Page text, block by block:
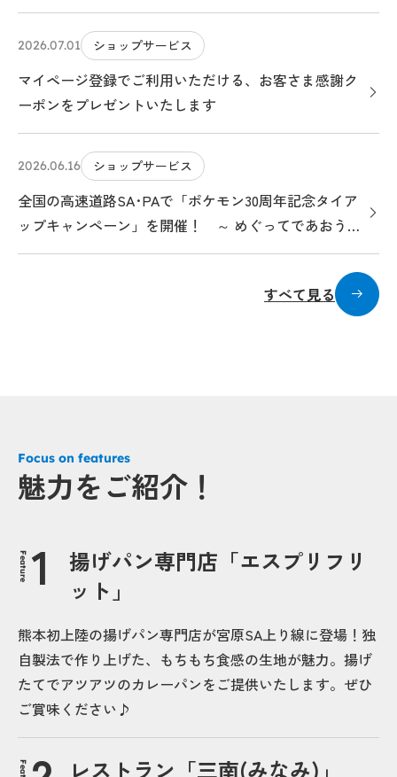
2026.07.01 ショップサービス
マイページ登録でご利用いただける、お客さま感謝ク
ーポンをプレゼントいたします
2026.06.16 ショップサービス
全国の高速道路SA･PAで「ポケモン30周年記念タイア
ップキャンペーン」を開催！ ～ めぐってであおう！
ポケモンサービスエリアのたび ～
すべて見る
Focus on features
魅力をご紹介！
Feature
揚げパン専門店「エスプリフリ
ット」
熊本初上陸の揚げパン専門店が宮原SA上り線に登場！独
自製法で作り上げた、もちもち食感の生地が魅力。揚げ
たてでアツアツのカレーパンをご提供いたします。ぜひ
ご賞味ください♪
レストラン「三南(みなみ)」